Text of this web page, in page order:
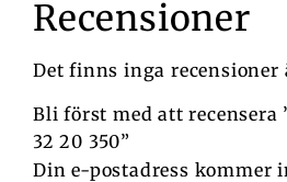
Recensioner
Det finns inga recensioner
Bli först med att recensera
32 20 350”
Din e-postadress kommer